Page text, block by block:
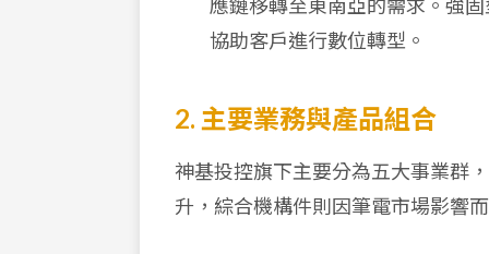
應鏈移轉至東南亞的需求。強
協助客戶進行數位轉型。
2. 主要業務與產品組合
神基投控旗下主要分為五大事業群
升，綜合機構件則因筆電市場影響